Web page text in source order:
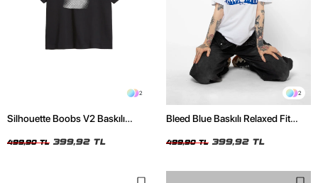
2
Silhouette Boobs V2 Baskılı
499,90 TL 399,92 TL
2
Bleed Blue Baskılı Relaxed Fit
499,90 TL 399,92 TL